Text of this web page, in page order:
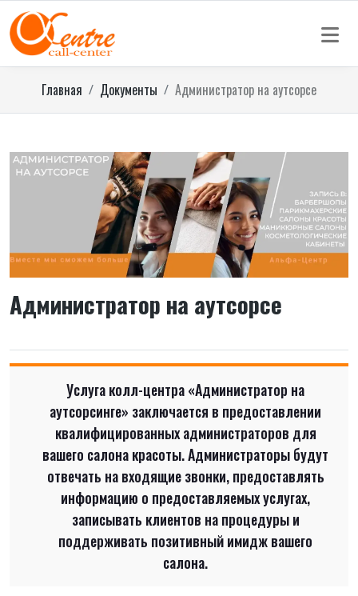
Главная Документы Администратор на аутсорсе
Администратор на аутсорсе
Услуга колл-центра «Администратор на
аутсорсинге» заключается в предоставлении
квалифицированных администраторов для
вашего салона красоты. Администраторы будут
отвечать на входящие звонки, предоставлять
информацию о предоставляемых услугах,
записывать клиентов на процедуры и
поддерживать позитивный имидж вашего
салона.